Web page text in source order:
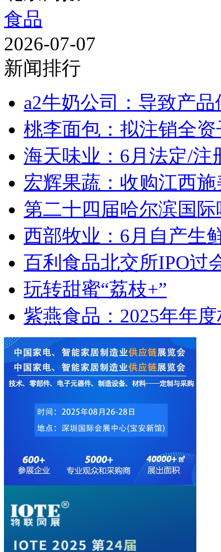
食品
2026-07-07
新闻排行
a2牛奶公司：导致产
桃李面包：拟注销全
海天味业：6月法定/注
宏辉果蔬：收购江西
第二十四届哈尔滨国
西部牧业：6月自产生
百利食品北交所IPO过
玩转甜蜜“荔枝+”
紫燕食品：2025年年